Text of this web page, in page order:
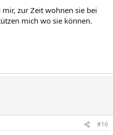
zur Zeit wohnen sie bei
mich wo sie können.
#16